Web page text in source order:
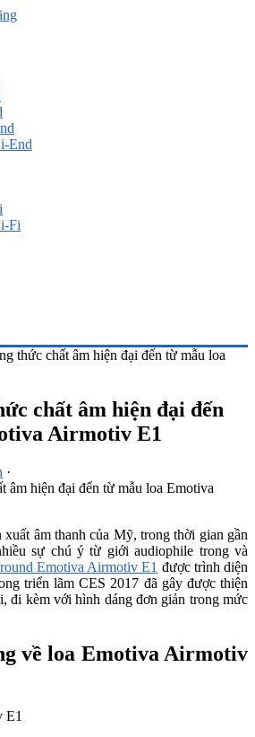
End
Fi
thức chất âm hiện đại đến từ mẫu loa
chất âm hiện đại đến
Airmotiv E1
·
âm thanh của Mỹ, trong thời gian gần
sự chú ý từ giới audiophile trong và
Emotiva Airmotiv E1 được trình diện
triển lãm CES 2017 đã gây được thiện
đi kèm với hình dáng đơn giản trong mức
về loa Emotiva Airmotiv